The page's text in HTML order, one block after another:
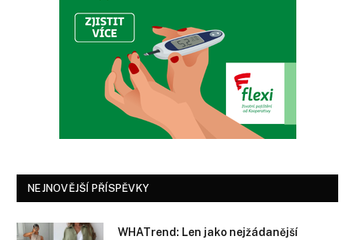
NEJNOVĚJŠÍ PŘÍSPĚVKY
WHATrend: Len jako nejžádanější